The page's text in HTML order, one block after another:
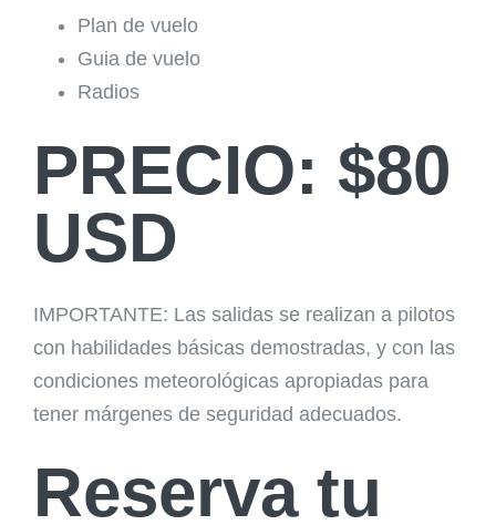
Plan de vuelo
Guia de vuelo
Radios
PRECIO: $80
USD
IMPORTANTE: Las salidas se realizan a pilotos
con habilidades básicas demostradas, y con las
condiciones meteorológicas apropiadas para
tener márgenes de seguridad adecuados.
Reserva tu